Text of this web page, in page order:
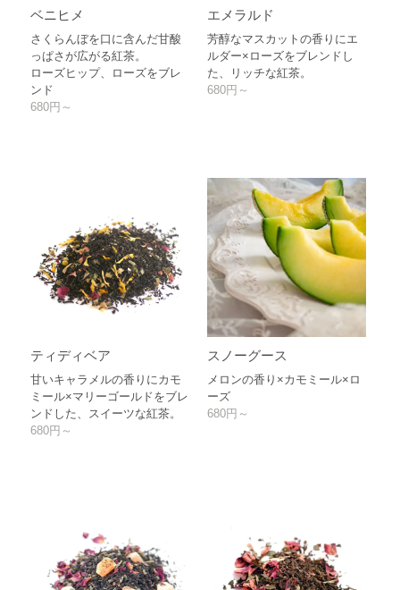
ベニヒメ
さくらんぼを口に含んだ甘酸
っぱさが広がる紅茶。
ローズヒップ、ローズをブレ
ンド
680円～
エメラルド
芳醇なマスカットの香りにエ
ルダー×ローズをブレンドし
た、リッチな紅茶。
680円～
ティディベア
甘いキャラメルの香りにカモ
ミール×マリーゴールドをブレ
ンドした、スイーツな紅茶。
680円～
スノーグース
メロンの香り×カモミール×ロ
ーズ
680円～